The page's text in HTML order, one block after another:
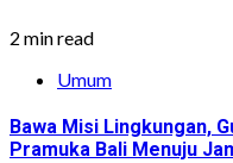
2 min read
Umum
Bawa Misi Lingkungan,
Pramuka Bali Menuju